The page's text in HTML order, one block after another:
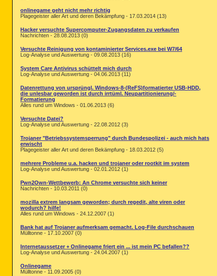
onlinegame geht nicht mehr richtig
Plagegeister aller Art und deren Bekämpfung - 17.03.2014 (13)
Hacker versuchte Supercomputer-Zugangsdaten zu verkaufen
Nachrichten - 28.08.2013 (0)
Versuchte Reinigung von kontaminierter Services.exe bei W7/64
Log-Analyse und Auswertung - 09.08.2013 (16)
System Care Antivirus schüttelt mich durch
Log-Analyse und Auswertung - 04.06.2013 (11)
Datenrettung von ursprüngl. Windows-8-(ReFS)formatierter USB-HDD,
die unlesbar geworden ist durch irrtüml. Neupartitionierung/-
Formatierung
Alles rund um Windows - 01.06.2013 (6)
Versuchte Datei?
Log-Analyse und Auswertung - 22.08.2012 (3)
Trojaner "Betriebssystemsperrung" durch Bundespolizei - auch mich hats
erwischt
Plagegeister aller Art und deren Bekämpfung - 18.03.2012 (5)
mehrere Probleme u.a. hacken und trojaner oder rootkit im system
Log-Analyse und Auswertung - 02.01.2012 (1)
Pwn2Own-Wettbewerb: An Chrome versuchte sich keiner
Nachrichten - 10.03.2011 (0)
mozilla extrem langsam geworden; durch regedit, alte viren oder
wodurch? hilfe!
Alles rund um Windows - 24.12.2007 (1)
Bank hat auf Trojaner aufmerksam gemacht. Log-File durchschauen
Mülltonne - 17.10.2007 (0)
Internetaussetzer + Onlinegame friert ein ... ist mein PC befallen??
Log-Analyse und Auswertung - 24.04.2007 (1)
Onlinegame
Mülltonne - 11.09.2005 (0)